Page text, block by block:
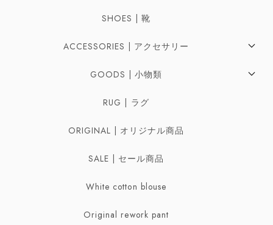
SHOES | 靴
ACCESSORIES | アクセサリー
Pierces | ピアス
Bracelet | ブレスレット・バングル
Broach | ブローチ
GOODS | 小物類
RUG | ラグ
ORIGINAL | オリジナル商品
SALE | セール商品
White cotton blouse
Original rework pant